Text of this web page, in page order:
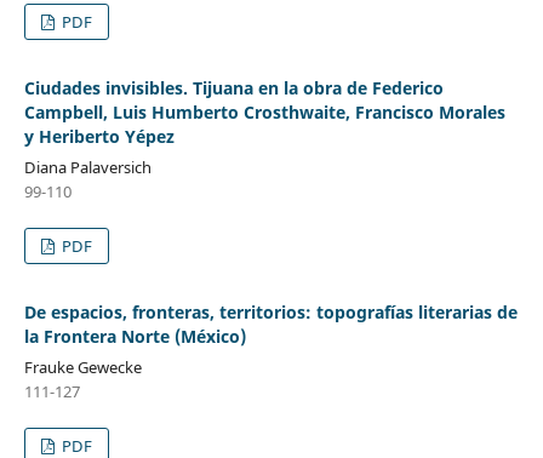
PDF
Ciudades invisibles. Tijuana en la obra de Federico
Campbell, Luis Humberto Crosthwaite, Francisco Morales
y Heriberto Yépez
Diana Palaversich
99-110
PDF
De espacios, fronteras, territorios: topografías literarias de
la Frontera Norte (México)
Frauke Gewecke
111-127
PDF